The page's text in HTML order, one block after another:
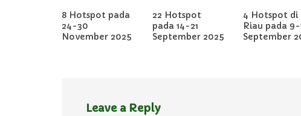
8 Hotspot pada
24-30
November 2025
22 Hotspot
pada 14-21
September 2025
4 Hotspot di
Riau pada 9-
September
Leave a Reply